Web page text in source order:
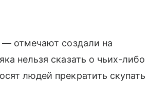
— отмечают создали на
нельзя сказать о чьих-либо
людей прекратить скупать